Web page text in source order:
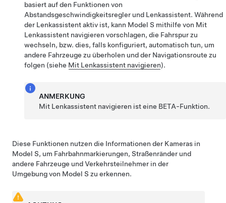
basiert auf den Funktionen von
Abstandsgeschwindigkeitsregler und Lenkassistent. Während
der Lenkassistentaktiv ist, kann Model S mithilfe von Mit
Lenkassistent navigieren vorschlagen, die Fahrspur zu
wechseln, bzw. dies, falls konfiguriert, automatisch tun, um
andere Fahrzeuge zu überholen und der Navigationsroute zu
folgen (siehe Mit Lenkassistent navigieren).
ANMERKUNG
Mit Lenkassistent navigieren ist eine BETA-Funktion.
Diese Funktionen nutzen die Informationen der Kameras in
Model S, um Fahrbahnmarkierungen, Straßenränder und
andere Fahrzeuge und Verkehrsteilnehmer in der
Umgebung von Model S zu erkennen.